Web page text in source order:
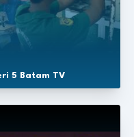
5 Batam TV